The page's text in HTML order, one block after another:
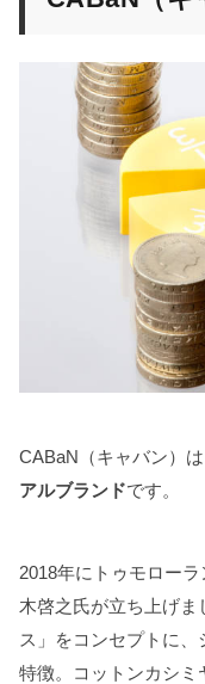
CABaN（キャバン）は
アルブランドです。
2018年にトゥモロー
木啓之氏が立ち上げま
ス」をコンセプトに
特徴。コットンカシ